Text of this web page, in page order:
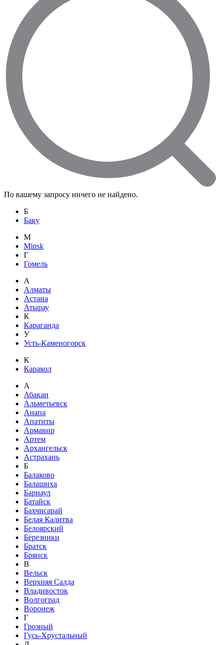
По вашему запросу ничего не найдено.
Б
Баку
M
Minsk
Г
Гомель
А
Алматы
Астана
Атырау
К
Караганда
У
Усть-Каменогорск
К
Каракол
А
Абакан
Альметьевск
Анапа
Апатиты
Армавир
Артем
Архангельск
Астрахань
Б
Балаково
Балашиха
Барнаул
Батайск
Бахчисарай
Белая Калитва
Белоярский
Березники
Братск
Брянск
В
Вельск
Верхняя Салда
Владивосток
Волгоград
Воронеж
Г
Грозный
Гусь-Хрустальный